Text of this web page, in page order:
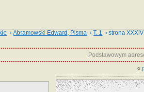
›Abramowski Edward, Pisma ›T. 1 › strona XXXIV
Podstawowym
«